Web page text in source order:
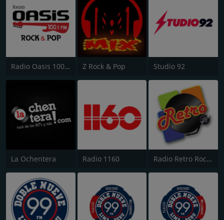
Radio Oasis 100.1 FM Z Rock & Pop Studio 92
La Ochentera Radio 1160 Radio Retro Rock & Pop